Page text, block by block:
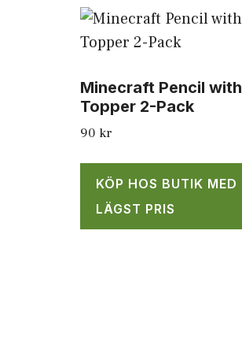
Minecraft Pencil with
Topper 2-Pack
90 kr
KÖP HOS BUTIK MED
LÄGST PRIS